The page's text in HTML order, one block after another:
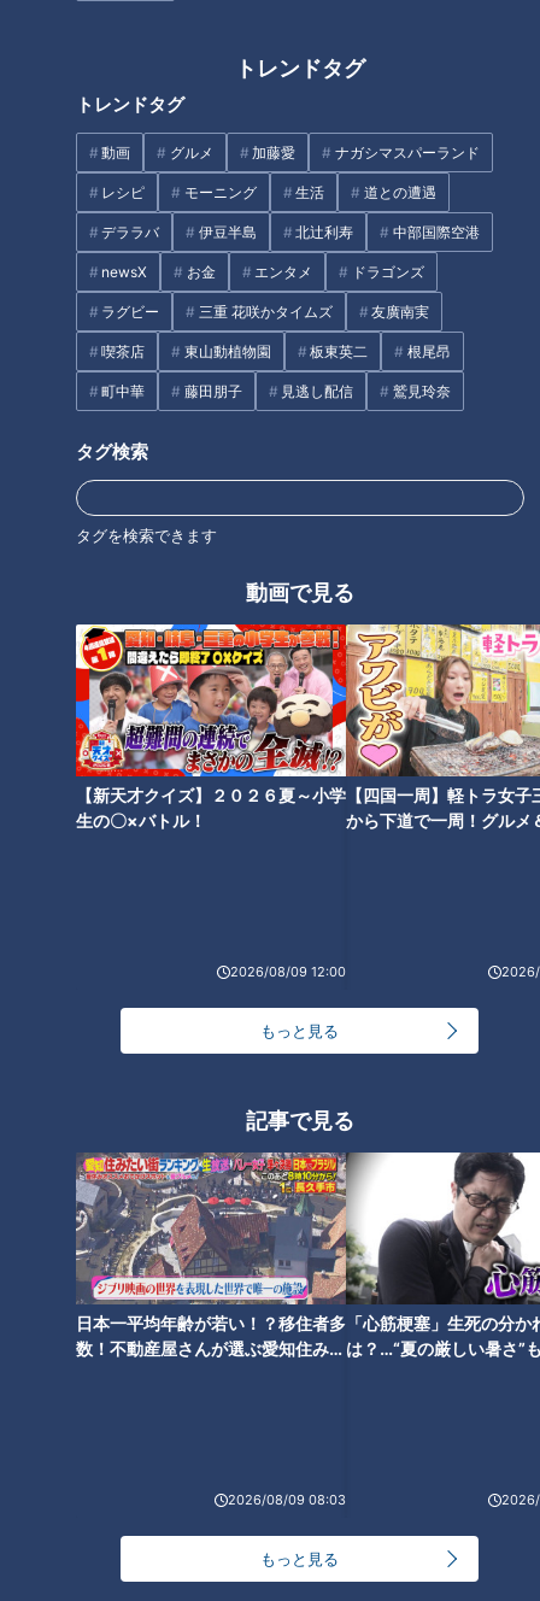
トレンドタグ
トレンドタグ
動画 グルメ 加藤愛 ナガシマスパーランド
レシピ モーニング 生活 道との遭遇
デララバ 伊豆半島 北辻利寿 中部国際空港
newsX お金 エンタメ ドラゴンズ
ラグビー 三重 花咲かタイムズ 友廣南実
喫茶店 東山動植物園 板東英二 根尾昂
町中華 藤田朋子 見逃し配信 鷲見玲奈
タグ検索
タグを検索できます
動画で見る
【新天才クイズ】２０２６夏～小学
生の〇×バトル！
2026/08/09 12:00
【四国一周】軽トラ女子
から下道で一周！グルメ
もっと見る
記事で見る
日本一平均年齢が若い！？移住者多
数！不動産屋さんが選ぶ愛知住みた
2026/08/09 08:03
「心筋梗塞」生死の分か
は？…“夏の厳しい暑さ”
もっと見る
インパクト大の極厚カツ丼に感
動！大人スイーツから個性派シ
ョップまで、「IGアリーナ」周
辺のお宝スポット3選
「子どもたちが安心して食べら
れるように」無添加にこだわっ
た“とろけるプリン”に感動！日
間賀島の名物＆感動スポットを
紹介
スポーツ アジア大会 チャント！
番組紹介
アジア大会 愛知・名古屋
動画
CBCでは『地元選手･注目競技』を徹底取材！！
ホームページ
CBC応援サイト スケジュール・出場選手特集
オススメ関連コンテンツ
“僕は僕なので”ドラゴンズ根尾
惜別と希望 球団史上最も愛され
た助っ人ビシエドとの別れ、そ
開幕から波に乗れない竜の若き
エース高橋宏斗 苦悩、葛藤する
胸中を激白「半分かかっている
ボタンが何十個もある」